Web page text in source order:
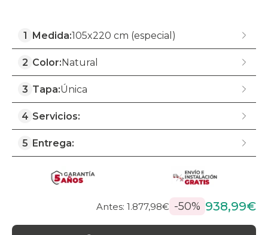
1 Medida:105x220 cm (especial)
2 Color: Natural
3 Tapa:Única
4 Servicios:
5 Entrega:
Antes: 1.877,98€ -50% 938,99€